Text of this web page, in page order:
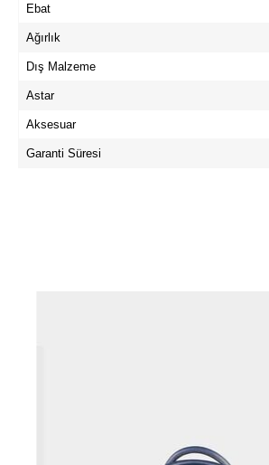
Ebat
Ağırlık
Dış Malzeme
Astar
Aksesuar
Garanti Süresi